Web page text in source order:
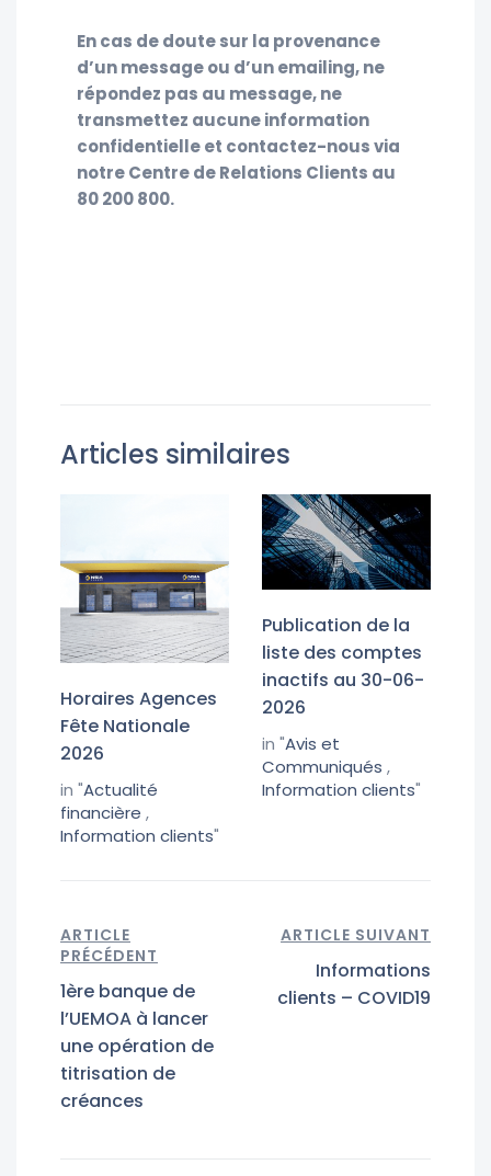
En cas de doute sur la provenance
d’un message ou d’un emailing, ne
répondez pas au message, ne
transmettez aucune information
confidentielle et contactez-nous via
notre Centre de Relations Clients au
80 200 800.
Articles similaires
Horaires Agences
Fête Nationale
2026
in "Actualité
financière ,
Information clients"
Publication de la
liste des comptes
inactifs au 30-06-
2026
in "Avis et
Communiqués ,
Information clients"
ARTICLE
PRÉCÉDENT
1ère banque de
l’UEMOA à lancer
une opération de
titrisation de
créances
ARTICLE SUIVANT
Informations
clients – COVID19